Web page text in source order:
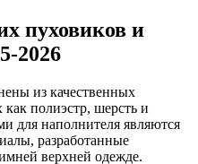
пуховиков и
2026
из качественных
полиэстр, шерсть и
для наполнителя являются
разработанные
верхней одежде.